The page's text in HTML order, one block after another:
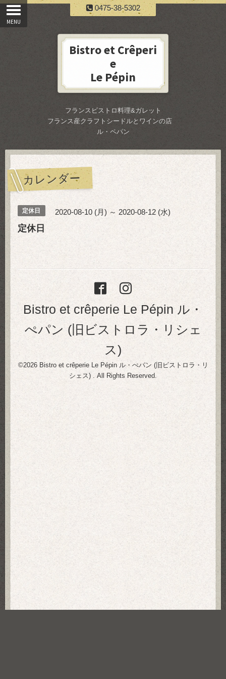
0475-38-5302
Bistro et Crêperi
e
Le Pépin
フランスビストロ料理&ガレット
フランス産クラフトシードルとワインの店
ル・ペパン
カレンダー
定休日 2020-08-10 (月) ～ 2020-08-12 (水)
定休日
Bistro et crêperie Le Pépin ル・
ぺパン (旧ビストロラ・リシェ
ス)
©2026 Bistro et crêperie Le Pépin ル・ぺパン (旧ビストロラ・リ
シェス)
. All Rights Reserved.